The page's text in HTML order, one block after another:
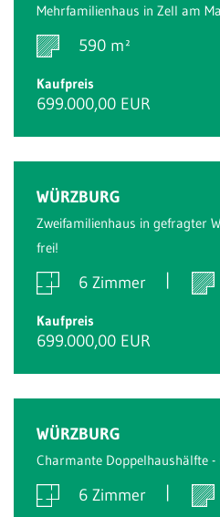
Mehrfamilienhaus in Zell am
590 m²
Kaufpreis
699.000,00 EUR
WÜRZBURG
Zweifamilienhaus in gefragter
frei!
6 Zimmer
Kaufpreis
699.000,00 EUR
WÜRZBURG
Charmante Doppelhaushälfte
6 Zimmer